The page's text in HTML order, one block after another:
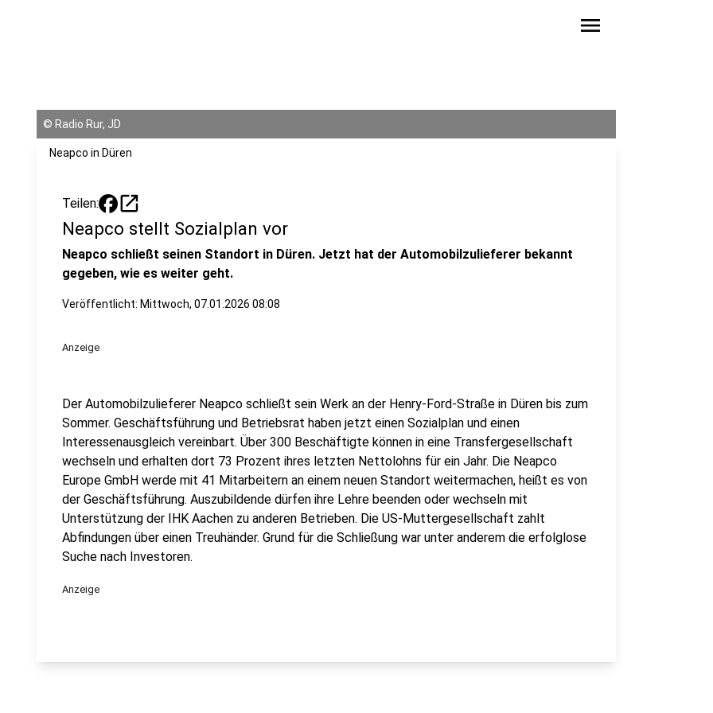
menu
© Radio Rur, JD
Neapco in Düren
Teilen: open_in_new
Neapco stellt Sozialplan vor
Neapco schließt seinen Standort in Düren. Jetzt hat der Automobilzulieferer bekannt
gegeben, wie es weiter geht.
Veröffentlicht: Mittwoch, 07.01.2026 08:08
Anzeige
Der Automobilzulieferer Neapco schließt sein Werk an der Henry-Ford-Straße in Düren bis zum
Sommer. Geschäftsführung und Betriebsrat haben jetzt einen Sozialplan und einen
Interessenausgleich vereinbart. Über 300 Beschäftigte können in eine Transfergesellschaft
wechseln und erhalten dort 73 Prozent ihres letzten Nettolohns für ein Jahr. Die Neapco
Europe GmbH werde mit 41 Mitarbeitern an einem neuen Standort weitermachen, heißt es von
der Geschäftsführung. Auszubildende dürfen ihre Lehre beenden oder wechseln mit
Unterstützung der IHK Aachen zu anderen Betrieben. Die US-Muttergesellschaft zahlt
Abfindungen über einen Treuhänder. Grund für die Schließung war unter anderem die erfolglose
Suche nach Investoren.
Anzeige